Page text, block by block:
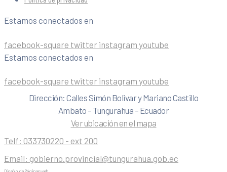
Estamos conectados en
facebook-square twitter instagram youtube
Estamos conectados en
facebook-square twitter instagram youtube
Dirección: Calles Simón Bolivar y Mariano Castillo
Ambato – Tungurahua – Ecuador
Ver ubicación en el mapa
Telf: 033730220 - ext 200
Email: gobierno.provincial@tungurahua.gob.ec